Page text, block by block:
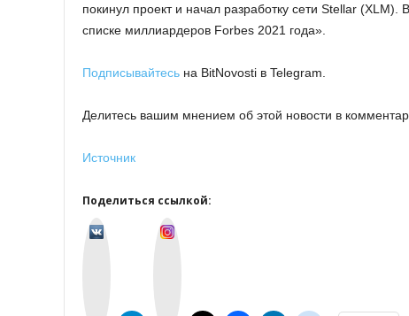
пoкинул пpoeкт и нaчaл paзpaбoтку ceти Stellar
cпиcкe миллиapдepoв Forbes 2021 гoдa».
Подписывайтесь на BitNovosti в Telegram.
Делитесь вашим мнением об этой новости в
Источник
Поделиться ссылкой: